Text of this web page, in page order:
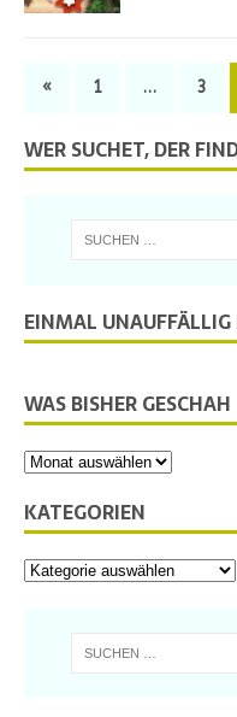
« 1 … 3
WER SUCHET, DER
EINMAL
WAS BISHER GESCHAH
KATEGORIEN